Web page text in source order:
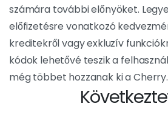
számára további előnyöket.
előfizetésre vonatkozó
kreditekről vagy exkluzív
kódok lehetővé teszik a
még többet hozzanak ki a